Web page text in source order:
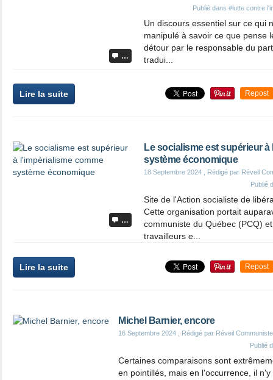
…
Publié dans #lutte contre
Un discours essentiel sur ce qui
manipulé à savoir ce que pense
détour par le responsable du
tradui...
Lire la suite Repost
…
Le socialisme est supérieur
système économique
18 Septembre 2024 , Rédigé par Réveil
Publié
Site de l'Action socialiste de
Cette organisation portait
communiste du Québec (PCQ)
travailleurs e...
Lire la suite Repost
Michel Barnier, encore
16 Septembre 2024 , Rédigé par Réveil Communiste
Publié
Certaines comparaisons sont
en pointillés, mais en l'occurrence, il